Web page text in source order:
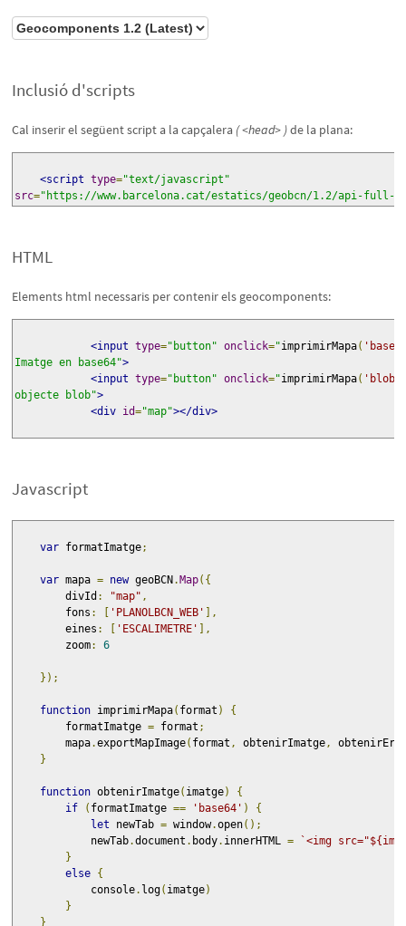
Inclusió d'scripts
Cal inserir el següent script a la capçalera ( <head> )de la plana:
<script type="text/javascript"
src="https://www.barcelona.cat/estatics/geobcn/1.2/api-full-
HTML
Elements html necessaris per contenir els geocomponents:
<input type="button" onclick="imprimirMapa(
Imatge en base64">
<input
type="button" onclick="imprimirMapa( 'blob'
objecte blob">
<div id="map"></div>
Javascript
var formatImatge;
var mapa = new geoBCN.Map({
        divId
: "map" ,
        fons
: [ 'PLANOLBCN_WEB' ],
        eines
: [ 'ESCALIMETRE' ],
        zoom
: 6
});
function imprimirMapa( format )
{
        formatImatge
= format ;
        mapa
.exportMapImage( format , obtenirImatge ,
}
function obtenirImatge( imatge)
{
if
( formatImatge == 'base64' )
{
let
newTab = window.open();
            newTab
.document . body. innerHTML =
`<img
}
else {
            console
. log( imatge)
}
}